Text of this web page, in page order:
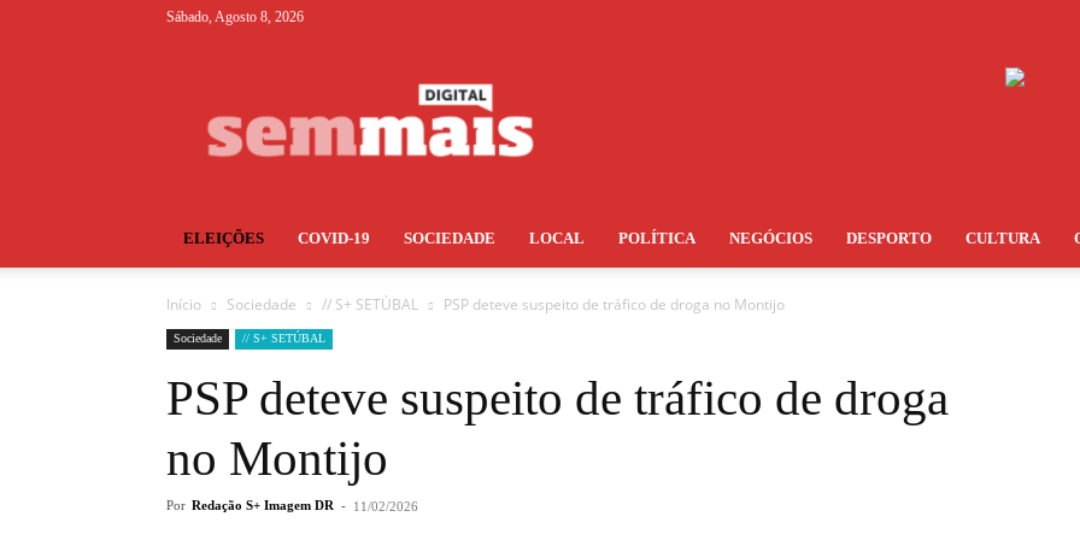
Sábado, Agosto 8, 2026
ELEIÇÕES COVID-19 SOCIEDADE LOCAL POLÍTICA NEGÓCIOS DESPORTO CULTURA
Início Sociedade // S+ SETÚBAL PSP deteve suspeito de tráfico de droga no Montijo
Sociedade // S+ SETÚBAL
PSP deteve suspeito de tráfico de droga
no Montijo
Por Redação S+ Imagem DR - 11/02/2026